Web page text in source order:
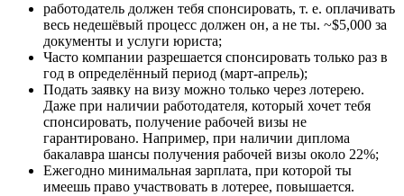
работодатель должен тебя спонсировать, т. е. оплачивать
весь недешёвый процесс должен он, а не ты. ~$5,000 за
документы и услуги юриста;
Часто компании разрешается спонсировать только раз в
год в определённый период (март-апрель);
Подать заявку на визу можно только через лотерею.
Даже при наличии работодателя, который хочет тебя
спонсировать, получение рабочей визы не
гарантировано. Например, при наличии диплома
бакалавра шансы получения рабочей визы около 22%;
Ежегодно минимальная зарплата, при которой ты
имеешь право участвовать в лотерее, повышается.